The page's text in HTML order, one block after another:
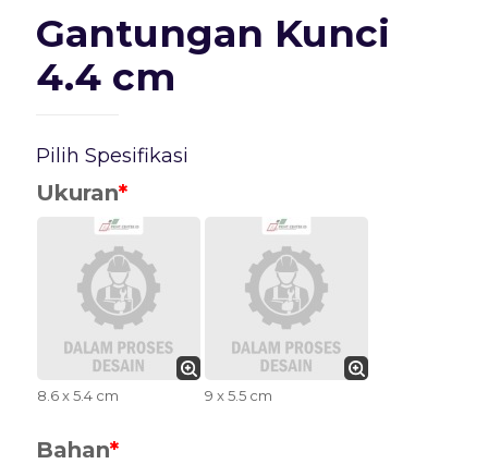
Gantungan Kunci
4.4 cm
Pilih Spesifikasi
Ukuran*
8.6 x 5.4 cm 9 x 5.5 cm
Bahan*